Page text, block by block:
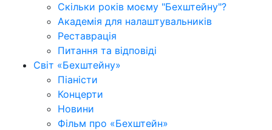
Скільки років моєму "Бехштейну"?
Академія для налаштувальників
Реставрація
Питання та відповіді
Світ «Бехштейну»
Піаністи
Концерти
Новини
Фільм про «Бехштейн»